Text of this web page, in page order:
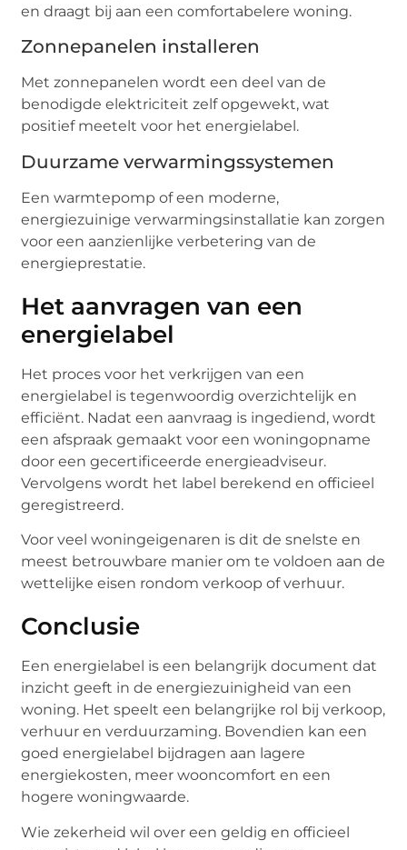
en draagt bij aan een comfortabelere woning.
Zonnepanelen installeren
Met zonnepanelen wordt een deel van de
benodigde elektriciteit zelf opgewekt, wat
positief meetelt voor het energielabel.
Duurzame verwarmingssystemen
Een warmtepomp of een moderne,
energiezuinige verwarmingsinstallatie kan zorgen
voor een aanzienlijke verbetering van de
energieprestatie.
Het aanvragen van een
energielabel
Het proces voor het verkrijgen van een
energielabel is tegenwoordig overzichtelijk en
efficiënt. Nadat een aanvraag is ingediend, wordt
een afspraak gemaakt voor een woningopname
door een gecertificeerde energieadviseur.
Vervolgens wordt het label berekend en officieel
geregistreerd.
Voor veel woningeigenaren is dit de snelste en
meest betrouwbare manier om te voldoen aan de
wettelijke eisen rondom verkoop of verhuur.
Conclusie
Een energielabel is een belangrijk document dat
inzicht geeft in de energiezuinigheid van een
woning. Het speelt een belangrijke rol bij verkoop,
verhuur en verduurzaming. Bovendien kan een
goed energielabel bijdragen aan lagere
energiekosten, meer wooncomfort en een
hogere woningwaarde.
Wie zekerheid wil over een geldig en officieel